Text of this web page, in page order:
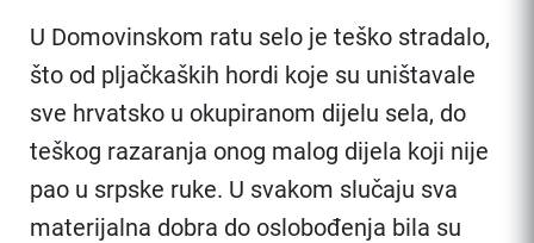
U Domovinskom ratu selo je teško stradalo,
što od pljačkaških hordi koje su uništavale
sve hrvatsko u okupiranom dijelu sela, do
teškog razaranja onog malog dijela koji nije
pao u srpske ruke. U svakom slučaju sva
materijalna dobra do oslobođenja bila su